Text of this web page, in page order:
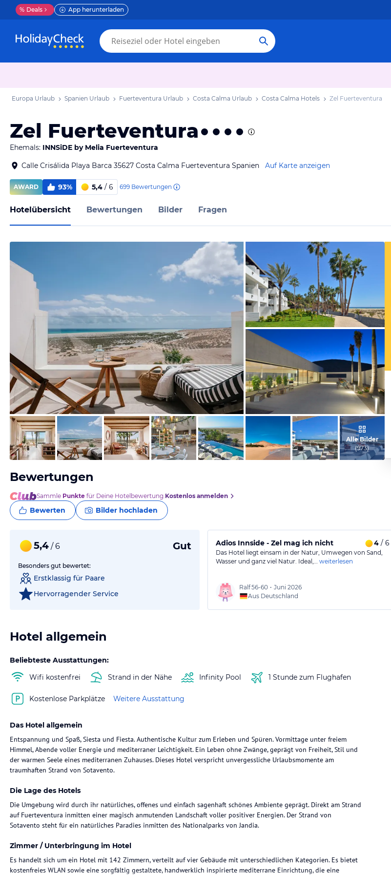
% Deals App herunterladen
Europa Urlaub Spanien Urlaub Fuerteventura Urlaub Costa Calma Urlaub Costa Calma Hotels Zel Fuerteventura
Zel Fuerteventura
Ehemals: INNSiDE by Melia Fuerteventura
Calle Crisálida Playa Barca 35627 Costa Calma Fuerteventura Spanien Auf Karte anzeigen
AWARD 93% 5,4 / 6 699 Bewertungen
Hotelübersicht Bewertungen Bilder Fragen
vom Hotelier, März 2026
vom Hotelier, März 2018
vom Hotelier, März 2018
Alle Bilder
(973)
Bewertungen
Sammle Punkte für Deine Hotelbewertung.Kostenlos anmelden
Bewerten Bilder hochladen
5,4 / 6 Gut
Besonders gut bewertet:
Erstklassig für Paare
Hervorragender Service
Adios Innside - Zel mag ich nicht 4/ 6
Das Hotel liegt einsam in der Natur, Umwegen von Sand,
Wasser und ganz viel Natur. Ideal,… weiterlesen
Ralf56-60 • Juni 2026
Aus Deutschland
Hotel allgemein
Beliebteste Ausstattungen:
Wifi kostenfrei
Strand in der Nähe Infinity Pool 1 Stunde zum Flughafen
Kostenlose Parkplätze Weitere Ausstattung
Das Hotel allgemein
Entspannung und Spaß, Siesta und Fiesta. Authentische Kultur zum Erleben und Spüren. Vormittage unter freiem
Himmel, Abende voller Energie und mediterraner Leichtigkeit. Ein Leben ohne Zwänge, geprägt von Freiheit, Stil und
der warmen Seele eines mediterranen Zuhauses. Dieses Hotel verspricht unvergessliche Urlaubsmomente am
traumhaften Strand von Sotavento.
Die Lage des Hotels
Die Umgebung wird durch ihr natürliches, offenes und einfach sagenhaft schönes Ambiente geprägt. Direkt am Strand
auf Fuerteventura inmitten einer magisch anmutenden Landschaft voller positiver Energien. Der Strand von
Sotavento steht für ein natürliches Paradies inmitten des Nationalparks von Jandia.
Zimmer / Unterbringung im Hotel
Es handelt sich um ein Hotel mit 142 Zimmern, verteilt auf vier Gebäude mit unterschiedlichen Kategorien. Es bietet
kostenfreies WLAN sowie eine sorgfältig gestaltete, handwerklich inspirierte mediterrane Einrichtung, die eine